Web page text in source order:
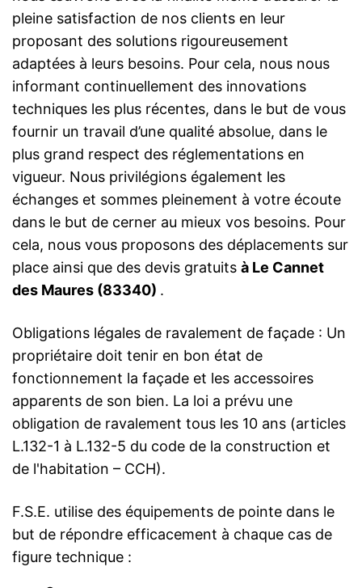
pleine satisfaction de nos clients en leur
proposant des solutions rigoureusement
adaptées à leurs besoins. Pour cela, nous nous
informant continuellement des innovations
techniques les plus récentes, dans le but de vous
fournir un travail d’une qualité absolue, dans le
plus grand respect des réglementations en
vigueur. Nous privilégions également les
échanges et sommes pleinement à votre écoute
dans le but de cerner au mieux vos besoins. Pour
cela, nous vous proposons des déplacements sur
place ainsi que des devis gratuits à Le Cannet
des Maures (83340) .
Obligations légales de ravalement de façade : Un
propriétaire doit tenir en bon état de
fonctionnement la façade et les accessoires
apparents de son bien. La loi a prévu une
obligation de ravalement tous les 10 ans (articles
L.132-1 à L.132-5 du code de la construction et
de l'habitation – CCH).
F.S.E. utilise des équipements de pointe dans le
but de répondre efficacement à chaque cas de
figure technique :